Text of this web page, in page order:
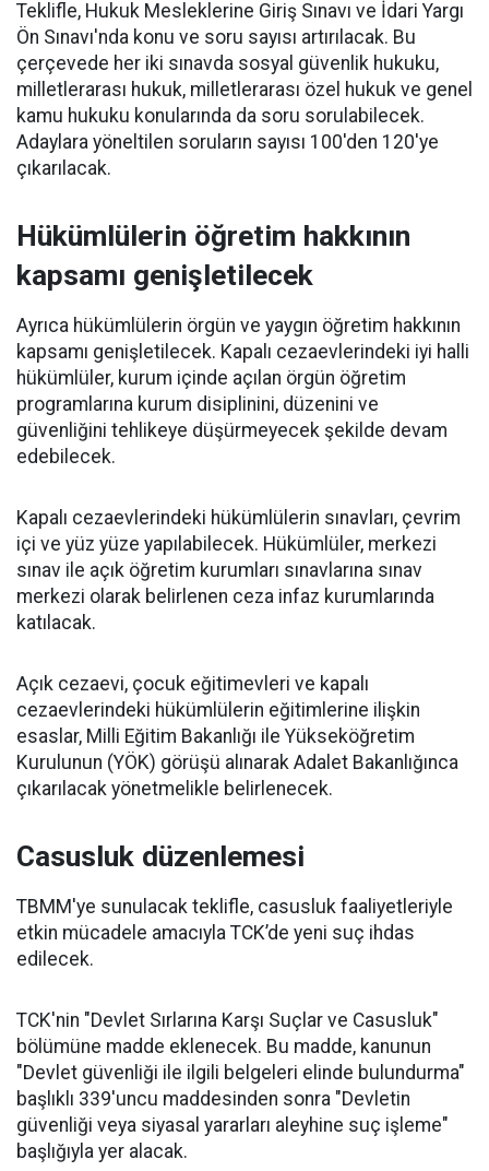
Teklifle, Hukuk Mesleklerine Giriş Sınavı ve İdari Yargı
Ön Sınavı'nda konu ve soru sayısı artırılacak. Bu
çerçevede her iki sınavda sosyal güvenlik hukuku,
milletlerarası hukuk, milletlerarası özel hukuk ve genel
kamu hukuku konularında da soru sorulabilecek.
Adaylara yöneltilen soruların sayısı 100'den 120'ye
çıkarılacak.
Hükümlülerin öğretim hakkının
kapsamı genişletilecek
Ayrıca hükümlülerin örgün ve yaygın öğretim hakkının
kapsamı genişletilecek. Kapalı cezaevlerindeki iyi halli
hükümlüler, kurum içinde açılan örgün öğretim
programlarına kurum disiplinini, düzenini ve
güvenliğini tehlikeye düşürmeyecek şekilde devam
edebilecek.
Kapalı cezaevlerindeki hükümlülerin sınavları, çevrim
içi ve yüz yüze yapılabilecek. Hükümlüler, merkezi
sınav ile açık öğretim kurumları sınavlarına sınav
merkezi olarak belirlenen ceza infaz kurumlarında
katılacak.
Açık cezaevi, çocuk eğitimevleri ve kapalı
cezaevlerindeki hükümlülerin eğitimlerine ilişkin
esaslar, Milli Eğitim Bakanlığı ile Yükseköğretim
Kurulunun (YÖK) görüşü alınarak Adalet Bakanlığınca
çıkarılacak yönetmelikle belirlenecek.
Casusluk düzenlemesi
TBMM'ye sunulacak teklifle, casusluk faaliyetleriyle
etkin mücadele amacıyla TCK’de yeni suç ihdas
edilecek.
TCK'nin "Devlet Sırlarına Karşı Suçlar ve Casusluk"
bölümüne madde eklenecek. Bu madde, kanunun
"Devlet güvenliği ile ilgili belgeleri elinde bulundurma"
başlıklı 339'uncu maddesinden sonra "Devletin
güvenliği veya siyasal yararları aleyhine suç işleme"
başlığıyla yer alacak.